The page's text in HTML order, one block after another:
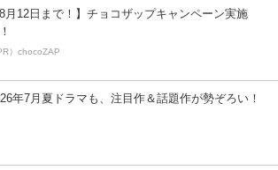
8月12日まで！】チョコザップキャンペーン実施
）chocoZAP
年7月夏ドラマも、注目作＆話題作が勢ぞろい！